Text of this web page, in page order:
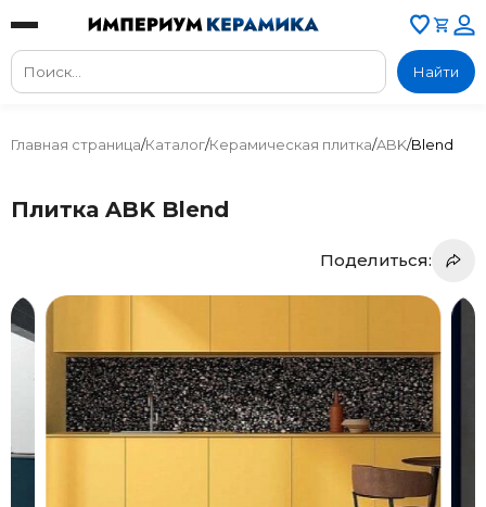
Найти
Главная страница/Каталог/Керамическая плитка/ABK/Blend
Плитка ABK Blend
Поделиться: